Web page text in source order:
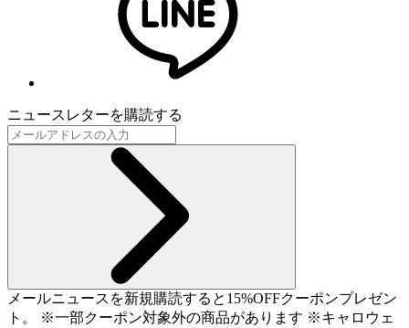
ニュースレターを購読する
メールニュースを新規購読すると15%OFFクーポンプレゼン
ト。 ※一部クーポン対象外の商品があります ※キャロウェ